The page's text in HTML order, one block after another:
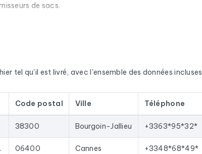
de sacs.
via Cleanmylist.email avant d'être inclus. Les
vous disposez de l'adresse postale complète, du
(fichier Sirène de l'INSEE, Répertoire National
régulièrement. Ce fichier a été mis à jour le 13/07/
à chaque actualisation et les nouvelles sont
en contacts qualifiés, lancer des campagnes
tel qu'il est livré, avec l'ensemble des données
Code postal Ville Téléphone
38300 Bourgoin-Jallieu +3363*95*32*
06400 Cannes +3348*68*49*